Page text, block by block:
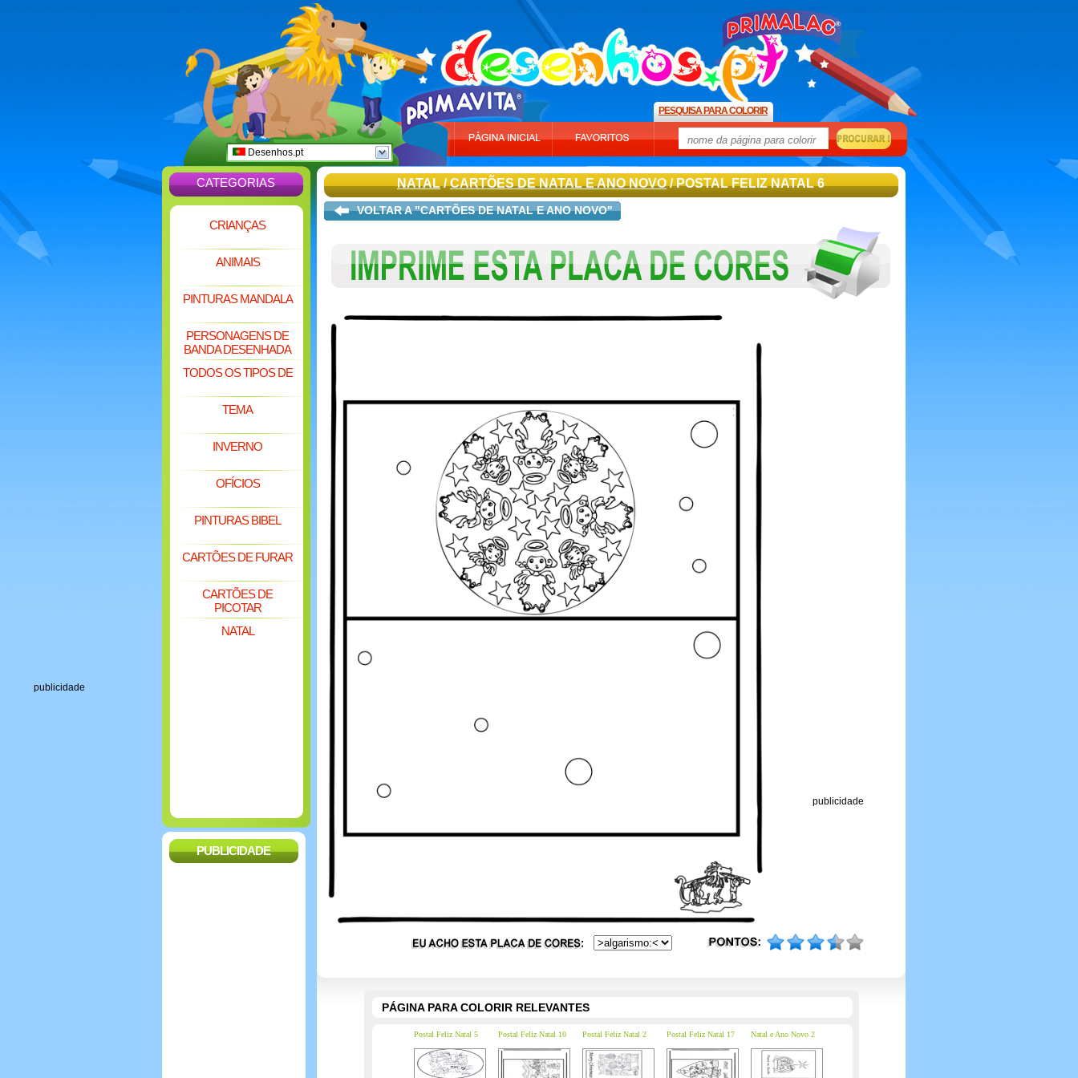
publicidade
Desenhos.pt
PESQUISA PARA COLORIR
CATEGORIAS
CRIANÇAS
ANIMAIS
PINTURAS MANDALA
PERSONAGENS DE
BANDA DESENHADA
TODOS OS TIPOS DE
TEMA
INVERNO
OFÍCIOS
PINTURAS BIBEL
CARTÕES DE FURAR
CARTÕES DE
PICOTAR
NATAL
PUBLICIDADE
NATAL/CARTÕES DE NATAL E ANO NOVO/ POSTAL FELIZ NATAL 6
VOLTAR A "CARTÕES DE NATAL E ANO NOVO"
publicidade
PÁGINA PARA COLORIR RELEVANTES
Postal Feliz Natal 5 Postal Feliz Natal 10 Postal Feliz Natal 2 Postal Feliz Natal 17 Natal e Ano Novo 2